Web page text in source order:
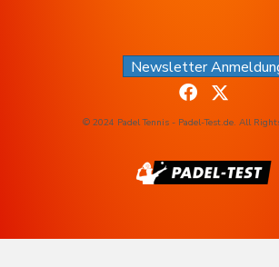
Newsletter
© 2024 Padel Tennis - Padel-Test.de. All